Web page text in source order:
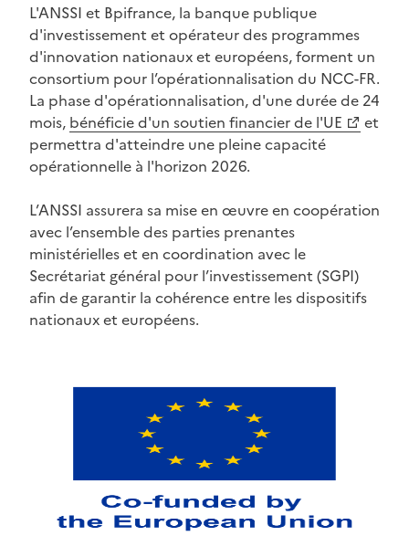
L'ANSSI et Bpifrance, la banque publique
d'investissement et opérateur des programmes
d'innovation nationaux et européens, forment un
consortium pour l’opérationnalisation du NCC-FR.
La phase d'opérationnalisation, d'une durée de 24
mois,
(Ouvre une nouvelle fenêtre)
bénéficie d'un soutien financier de l'UE
et
permettra d'atteindre une pleine capacité
opérationnelle à l'horizon 2026.
L’ANSSI assurera sa mise en œuvre en coopération
avec l’ensemble des parties prenantes
ministérielles et en coordination avec le
Secrétariat général pour l’investissement (SGPI)
afin de garantir la cohérence entre les dispositifs
nationaux et européens.